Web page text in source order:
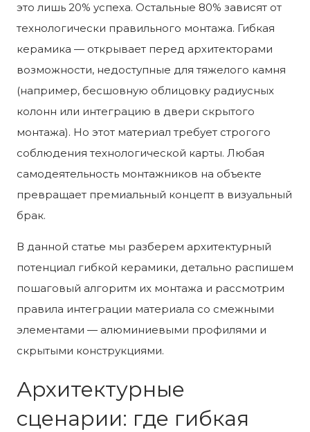
это лишь 20% успеха. Остальные 80% зависят от
технологически правильного монтажа. Гибкая
керамика — открывает перед архитекторами
возможности, недоступные для тяжелого камня
(например, бесшовную облицовку радиусных
колонн или интеграцию в двери скрытого
монтажа). Но этот материал требует строгого
соблюдения технологической карты. Любая
самодеятельность монтажников на объекте
превращает премиальный концепт в визуальный
брак.
В данной статье мы разберем архитектурный
потенциал гибкой керамики, детально распишем
пошаговый алгоритм их монтажа и рассмотрим
правила интеграции материала со смежными
элементами — алюминиевыми профилями и
скрытыми конструкциями.
Архитектурные
сценарии: где гибкая